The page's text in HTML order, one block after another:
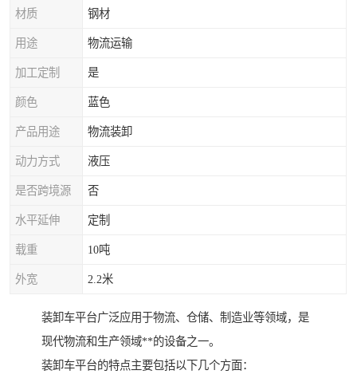
材质 钢材
用途 物流运输
加工定制 是
颜色 蓝色
产品用途 物流装卸
动力方式 液压
是否跨境源 否
水平延伸 定制
载重 10吨
外宽 2.2米
装卸车平台广泛应用于物流、仓储、制造业等领域，是
现代物流和生产领域**的设备之一。
装卸车平台的特点主要包括以下几个方面：